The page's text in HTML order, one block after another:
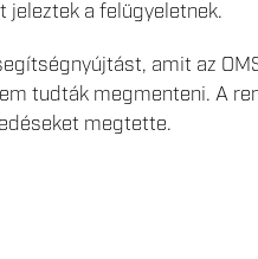
jeleztek a felügyeletnek.
amit az
tudták megmenteni. A
megtette.